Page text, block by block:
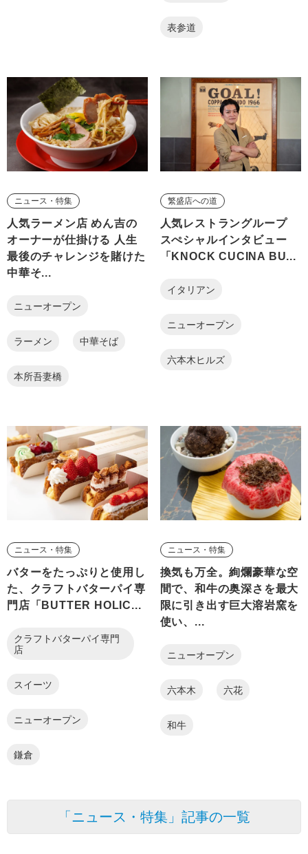
表参道
ニュース・特集
人気ラーメン店 めん吉の
オーナーが仕掛ける 人生
最後のチャレンジを賭けた
中華そ...
ニューオープン
ラーメン 中華そば
本所吾妻橋
繁盛店への道
人気レストラングループ
スぺシャルインタビュー
「KNOCK CUCINA BU...
イタリアン
ニューオープン
六本木ヒルズ
ニュース・特集
バターをたっぷりと使用し
た、クラフトバターパイ専
門店「BUTTER HOLIC...
クラフトバターパイ専門
店
スイーツ
ニューオープン
鎌倉
ニュース・特集
換気も万全。絢爛豪華な空
間で、和牛の奥深さを最大
限に引き出す巨大溶岩窯を
使い、...
ニューオープン
六本木 六花
和牛
「ニュース・特集」記事の一覧